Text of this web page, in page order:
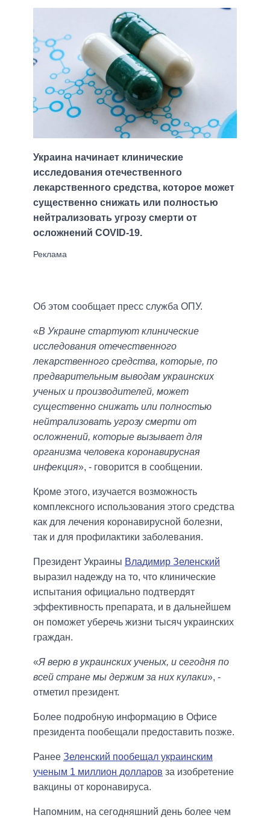
Украина начинает клинические
исследования отечественного
лекарственного средства, которое может
существенно снижать или полностью
нейтрализовать угрозу смерти от
осложнений COVID-19.
Об этом сообщает пресс служба ОПУ.
«В Украине стартуют клинические
исследования отечественного
лекарственного средства, которые, по
предварительным выводам украинских
ученых и производителей, может
существенно снижать или полностью
нейтрализовать угрозу смерти от
осложнений, которые вызывает для
организма человека коронавирусная
инфекция», - говорится в сообщении.
Кроме этого, изучается возможность
комплексного использования этого средства
как для лечения коронавирусной болезни,
так и для профилактики заболевания.
Президент Украины Владимир Зеленский
выразил надежду на то, что клинические
испытания официально подтвердят
эффективность препарата, и в дальнейшем
он поможет уберечь жизни тысяч украинских
граждан.
«Я верю в украинских ученых, и сегодня по
всей стране мы держим за них кулаки», -
отметил президент.
Более подробную информацию в Офисе
президента пообещали предоставить позже.
Ранее Зеленский пообещал украинским
ученым 1 миллион долларов за изобретение
вакцины от коронавируса.
Напомним, на сегодняшний день более чем